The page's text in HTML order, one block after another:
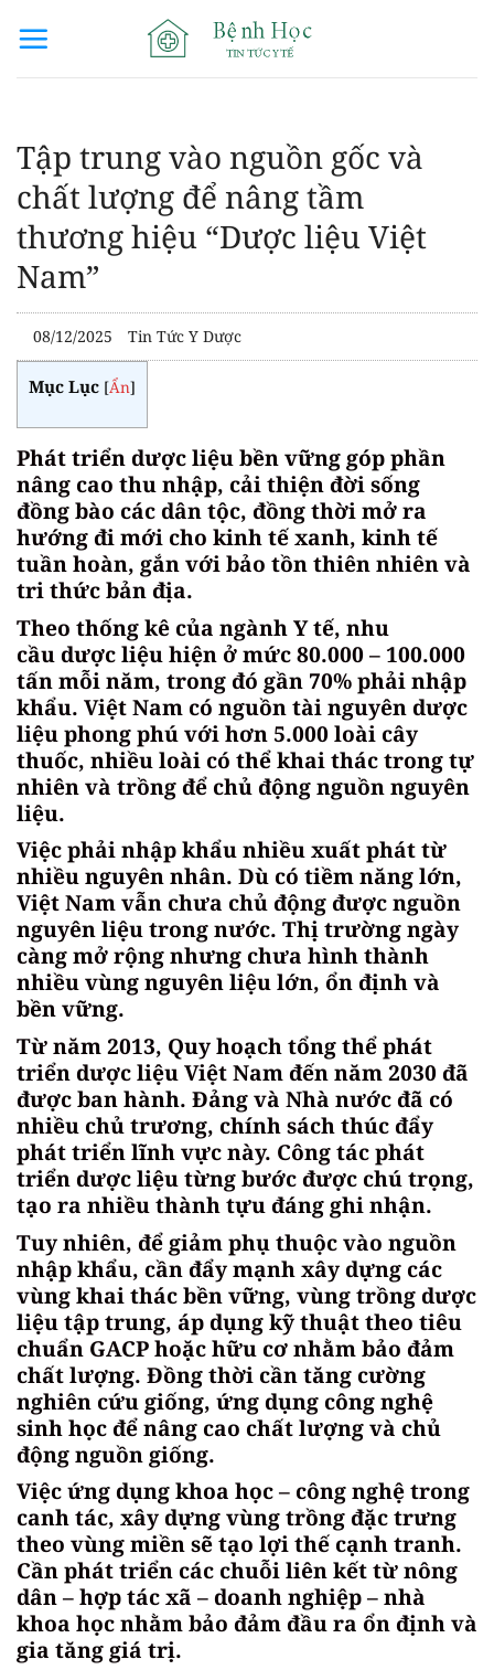
qua
Tập trung vào nguồn gốc và
chất lượng để nâng tầm
thương hiệu “Dược liệu Việt
Nam”
08/12/2025 Tin Tức Y Dược
Mục Lục [Ẩn]
Phát triển dược liệu bền vững góp phần
nâng cao thu nhập, cải thiện đời sống
đồng bào các dân tộc, đồng thời mở ra
hướng đi mới cho kinh tế xanh, kinh tế
tuần hoàn, gắn với bảo tồn thiên nhiên và
tri thức bản địa.
Theo thống kê của ngành Y tế, nhu
cầu dược liệu hiện ở mức 80.000 – 100.000
tấn mỗi năm, trong đó gần 70% phải nhập
khẩu. Việt Nam có nguồn tài nguyên dược
liệu phong phú với hơn 5.000 loài cây
thuốc, nhiều loài có thể khai thác trong tự
nhiên và trồng để chủ động nguồn nguyên
liệu.
Việc phải nhập khẩu nhiều xuất phát từ
nhiều nguyên nhân. Dù có tiềm năng lớn,
Việt Nam vẫn chưa chủ động được nguồn
nguyên liệu trong nước. Thị trường ngày
càng mở rộng nhưng chưa hình thành
nhiều vùng nguyên liệu lớn, ổn định và
bền vững.
Từ năm 2013, Quy hoạch tổng thể phát
triển dược liệu Việt Nam đến năm 2030 đã
được ban hành. Đảng và Nhà nước đã có
nhiều chủ trương, chính sách thúc đẩy
phát triển lĩnh vực này. Công tác phát
triển dược liệu từng bước được chú trọng,
tạo ra nhiều thành tựu đáng ghi nhận.
Tuy nhiên, để giảm phụ thuộc vào nguồn
nhập khẩu, cần đẩy mạnh xây dựng các
vùng khai thác bền vững, vùng trồng dược
liệu tập trung, áp dụng kỹ thuật theo tiêu
chuẩn GACP hoặc hữu cơ nhằm bảo đảm
chất lượng. Đồng thời cần tăng cường
nghiên cứu giống, ứng dụng công nghệ
sinh học để nâng cao chất lượng và chủ
động nguồn giống.
Việc ứng dụng khoa học – công nghệ trong
canh tác, xây dựng vùng trồng đặc trưng
theo vùng miền sẽ tạo lợi thế cạnh tranh.
Cần phát triển các chuỗi liên kết từ nông
dân – hợp tác xã – doanh nghiệp – nhà
khoa học nhằm bảo đảm đầu ra ổn định và
gia tăng giá trị.